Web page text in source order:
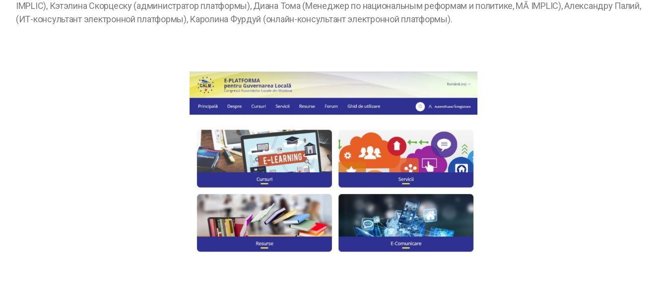
IMPLIC), Кэтэлина Скорцеску (администратор платформы), Диана Тома (Менеджер по национальным реформам и политике, MĂ IMPLIC), Александру Палий,
(ИТ-консультант электронной платформы), Каролина Фурдуй (онлайн-консультант электронной платформы).